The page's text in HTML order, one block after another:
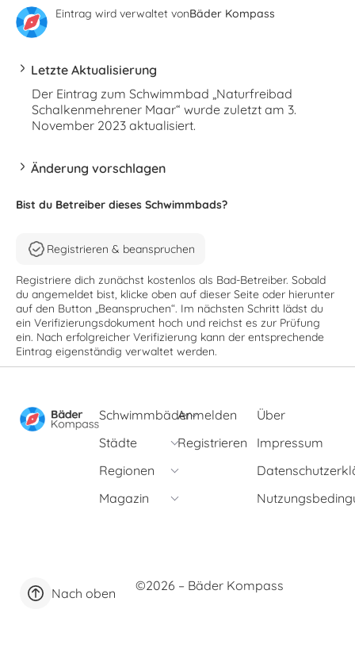
Eintrag wird verwaltet vonBäder Kompass
Letzte Aktualisierung
Der Eintrag zum Schwimmbad „Naturfreibad
Schalkenmehrener Maar“ wurde zuletzt am 3.
November 2023 aktualisiert.
Änderung vorschlagen
Bist du Betreiber dieses Schwimmbads?
Registrieren & beanspruchen
Registriere dich zunächst kostenlos als Bad-Betreiber. Sobald
du angemeldet bist, klicke oben auf dieser Seite oder hierunter
auf den Button „Beanspruchen“. Im nächsten Schritt lädst du
ein Verifizierungsdokument hoch und reichst es zur Prüfung
ein. Nach erfolgreicher Verifizierung kann der entsprechende
Eintrag eigenständig verwaltet werden.
Schwimmbäder
Städte
Regionen
Magazin
Anmelden
Registrieren
Über
Impressum
Nach oben ©2026 – Bäder Kompass